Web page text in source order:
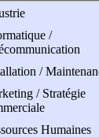
/
/
/ Stratégie
Humaines